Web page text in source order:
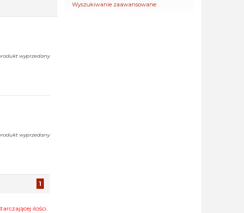
wyprzedany
wyprzedany
1
ilości.
Wyszukiwanie zaawansowane